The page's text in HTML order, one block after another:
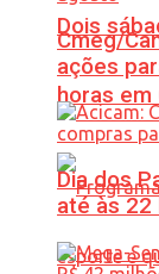
Dois
horas em
Cmeg/
ações
Dia dos
até às